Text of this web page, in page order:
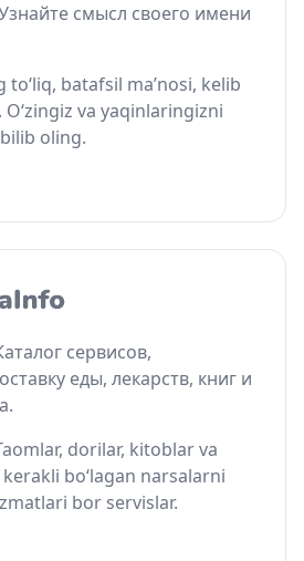
смысл своего имени
to‘liq, batafsil ma’nosi, kelib
va yaqinlaringizni
oling.
сервисов,
еды, лекарств, книг и
dorilar, kitoblar va
bo‘lagan narsalarni
bor servislar.